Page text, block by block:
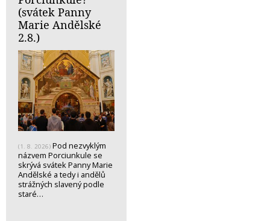
(svátek Panny
Marie Andělské
2.8.)
(1. 8. 2026) Pod nezvyklým
názvem Porciunkule se
skrývá svátek Panny Marie
Andělské a tedy i andělů
strážných slavený podle
staré…